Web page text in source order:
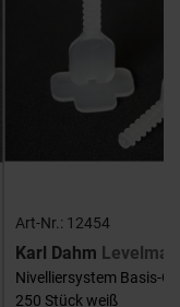
Art-Nr.: 12454
Karl Dahm Levelmac
Nivelliersystem Basis-
250 Stück weiß